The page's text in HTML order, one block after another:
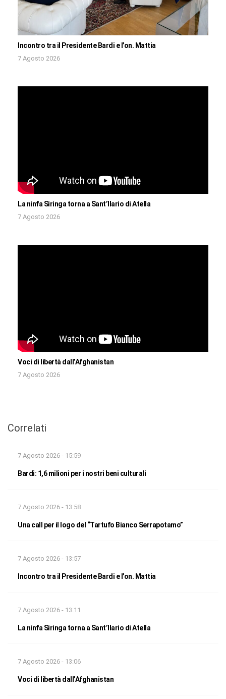
Incontro tra il Presidente Bardi e l’on. Mattia
7 Agosto 2026
La ninfa Siringa torna a Sant’Ilario di Atella
7 Agosto 2026
Voci di libertà dall’Afghanistan
7 Agosto 2026
Correlati
7 Agosto 2026 - 15:59
Bardi: 1,6 milioni per i nostri beni culturali
7 Agosto 2026 - 13:58
Una call per il logo del “Tartufo Bianco Serrapotamo”
7 Agosto 2026 - 13:57
Incontro tra il Presidente Bardi e l’on. Mattia
7 Agosto 2026 - 13:11
La ninfa Siringa torna a Sant’Ilario di Atella
7 Agosto 2026 - 13:06
Voci di libertà dall’Afghanistan